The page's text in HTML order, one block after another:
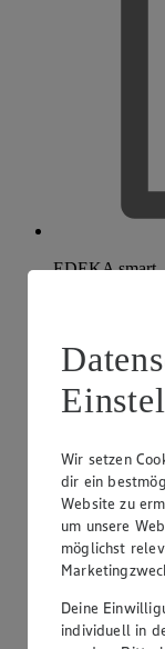
EDEKA smart
Wir setzen
dir ein
Website zu
um unsere
möglichst
Deine
individuell in